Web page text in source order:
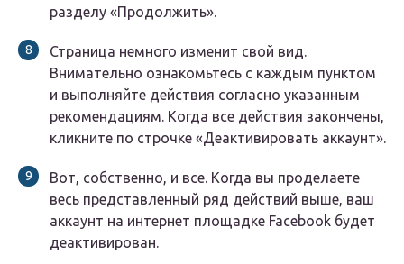
разделу «Продолжить».
Страница немного изменит свой вид.
Внимательно ознакомьтесь с каждым пунктом
и выполняйте действия согласно указанным
рекомендациям. Когда все действия закончены,
кликните по строчке «Деактивировать аккаунт».
Вот, собственно, и все. Когда вы проделаете
весь представленный ряд действий выше, ваш
аккаунт на интернет площадке Facebook будет
деактивирован.